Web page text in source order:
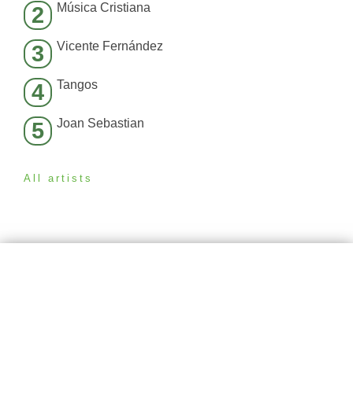
2 Música Cristiana
3 Vicente Fernández
4 Tangos
5 Joan Sebastian
All artists